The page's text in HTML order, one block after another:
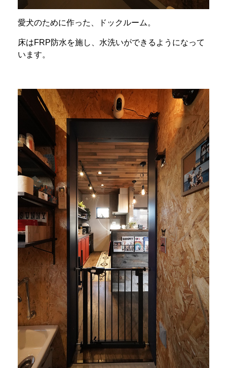
愛犬のために作った、ドックルーム。
床はFRP防水を施し、水洗いができるようになって
います。